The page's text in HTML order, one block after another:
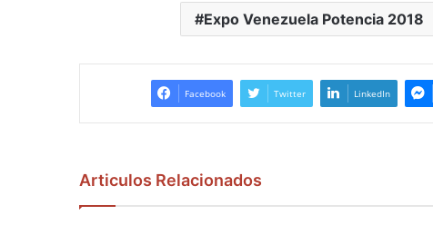
Expo Venezuela Potencia 2018
Facebook Twitter LinkedIn
Articulos Relacionados